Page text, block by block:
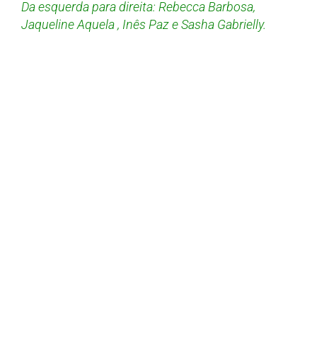
Da esquerda para direita: Rebecca Barbosa,
Jaqueline Aquela , Inês Paz e Sasha Gabrielly.